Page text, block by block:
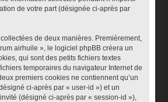
de votre part (désignée ci-après par
de deux manières. Premièrement,
airhuile », le logiciel phpBB créera un
qui sont des petits fichiers textes
temporaires du navigateur Internet de
premiers cookies ne contiennent qu’un
ci-après par « user-id ») et un
(désigné ci-après par « session-id »),